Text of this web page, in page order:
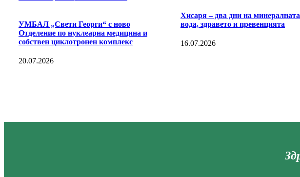
УМБАЛ „Свети Георги“ с ново
Отделение по нуклеарна медицина и
собствен циклотронен комплекс
20.07.2026
Хисаря – два дни на минералната
вода, здравето и превенцията
16.07.2026